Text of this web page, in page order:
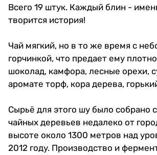
Всего 19 штук. Каждый блин -
творится история!
Чай мягкий, но в то же время с
горчинкой, что предает ему
шоколад, камфора, лесные орехи,
аромате торф, кора дерева,
Сырьё для этого шу было собрано
чайных деревьев недалеко от
высоте около 1300 метров над
2012 году. Производство и